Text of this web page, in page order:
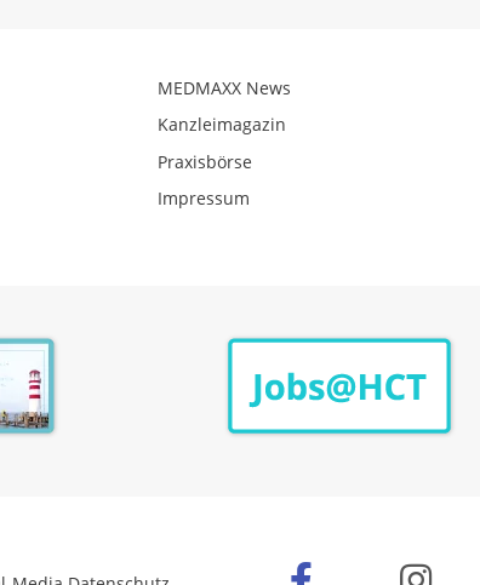
MEDMAXX News
Kanzleimagazin
Praxisbörse
Impressum